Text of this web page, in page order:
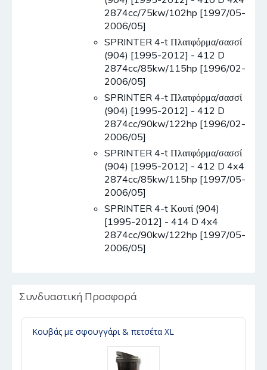
2874cc/75kw/102hp [1997/05-
2006/05]
SPRINTER 4-t Πλατφόρμα/σασσί
(904) [1995-2012] - 412 D
2874cc/85kw/115hp [1996/02-
2006/05]
SPRINTER 4-t Πλατφόρμα/σασσί
(904) [1995-2012] - 412 D
2874cc/90kw/122hp [1996/02-
2006/05]
SPRINTER 4-t Πλατφόρμα/σασσί
(904) [1995-2012] - 412 D 4x4
2874cc/85kw/115hp [1997/05-
2006/05]
SPRINTER 4-t Κουτί (904)
[1995-2012] - 414 D 4x4
2874cc/90kw/122hp [1997/05-
2006/05]
Συνδυαστική Προσφορά
Κουβάς με σφουγγάρι & πετσέτα XL